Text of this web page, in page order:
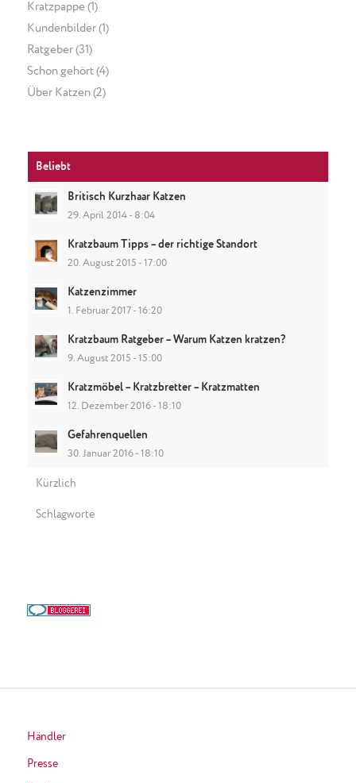
Kratzpappe (1)
Kundenbilder(1)
Ratgeber(31)
Schon gehört(4)
Über Katzen(2)
Beliebt
Britisch Kurzhaar Katzen
29. April 2014 - 8:04
Kratzbaum Tipps – der richtige Standort
20. August 2015 - 17:00
Katzenzimmer
1. Februar 2017 - 16:20
Kratzbaum Ratgeber – Warum Katzen kratzen?
9. August 2015 - 15:00
Kratzmöbel – Kratzbretter – Kratzmatten
12. Dezember 2016 - 18:10
Gefahrenquellen
30. Januar 2016 - 18:10
Kürzlich
Schlagworte
Händler
Presse